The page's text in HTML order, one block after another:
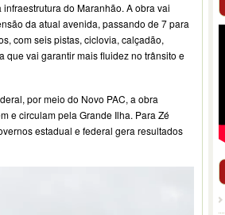
infraestrutura do Maranhão. A obra vai
da atual avenida, passando de 7 para
com seis pistas, ciclovia, calçadão,
que vai garantir mais fluidez no trânsito e
por meio do Novo PAC, a obra
e circulam pela Grande Ilha. Para Zé
estadual e federal gera resultados